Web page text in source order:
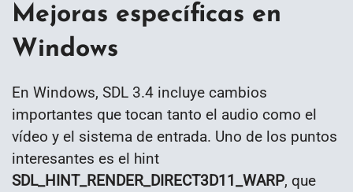
Mejoras específicas en
Windows
En Windows, SDL 3.4 incluye cambios
importantes que tocan tanto el audio como el
vídeo y el sistema de entrada. Uno de los puntos
interesantes es el hint
SDL_HINT_RENDER_DIRECT3D11_WARP, que